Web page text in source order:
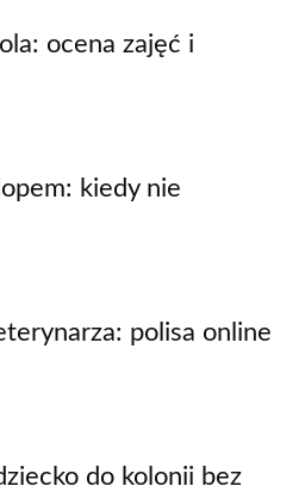
ocena zajęć i
kiedy nie
polisa online
do kolonii bez